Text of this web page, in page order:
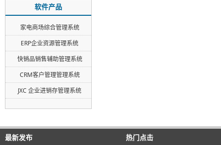
软件产品
家电商场综合管理系统
ERP企业资源管理系统
快销品销售辅助管理系统
CRM客户管理管理系统
JXC 企业进销存管理系统
最新发布 热门点击